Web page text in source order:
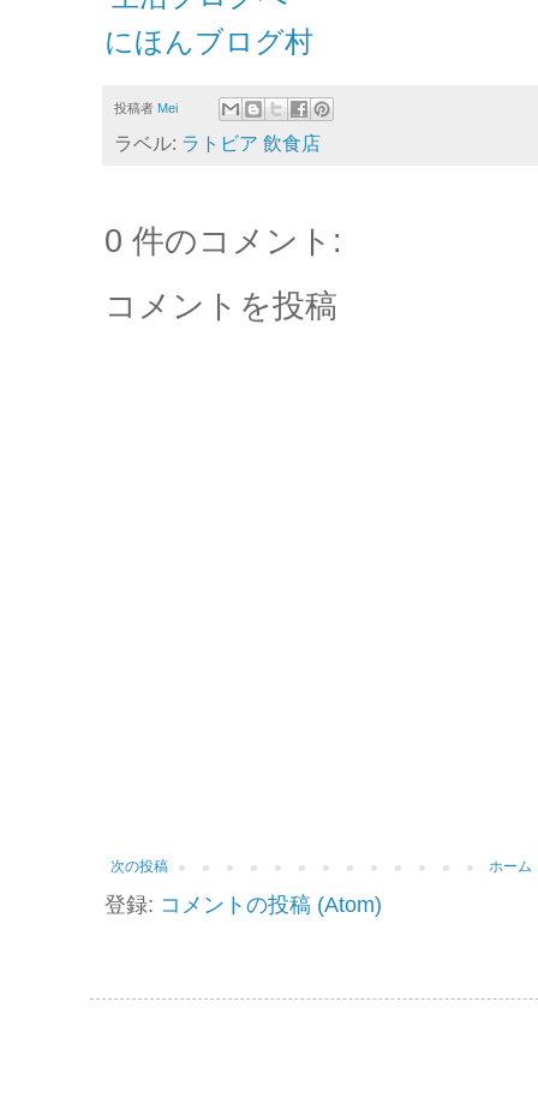
にほんブログ村
投稿者 Mei
ラベル: ラトビア 飲食店
0 件のコメント:
コメントを投稿
次の投稿 ホーム
登録: コメントの投稿 (Atom)